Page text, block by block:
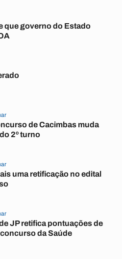
que governo do Estado
de Cacimbas muda
2º turno
uma retificação no edital
JP retifica pontuações de
da Saúde